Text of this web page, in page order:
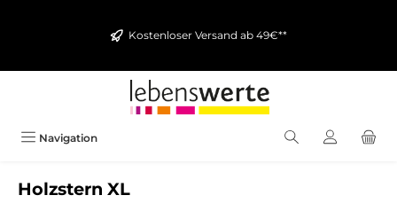
Kostenloser Versand ab 49€**
Navigation
Holzstern XL